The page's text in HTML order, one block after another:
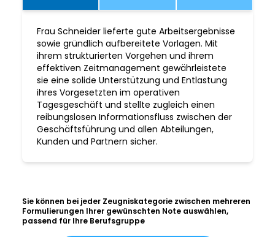
Frau Schneider lieferte gute Arbeitsergebnisse
sowie gründlich aufbereitete Vorlagen. Mit
ihrem strukturierten Vorgehen und ihrem
effektiven Zeitmanagement gewährleistete
sie eine solide Unterstützung und Entlastung
ihres Vorgesetzten im operativen
Tagesgeschäft und stellte zugleich einen
reibungslosen Informationsfluss zwischen der
Geschäftsführung und allen Abteilungen,
Kunden und Partnern sicher.
Sie können bei jeder Zeugniskategorie zwischen mehreren
Formulierungen Ihrer gewünschten Note auswählen,
passend für Ihre Berufsgruppe